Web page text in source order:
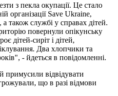
з пекла окупації. Це стало
організації Save Ukraine,
також службі у справах дітей.
повернули опікунську
дітей-сиріт і дітей,
Два хлопчики та
- йдеться в повідомленні.
примусили відвідувати
що в разі відмови